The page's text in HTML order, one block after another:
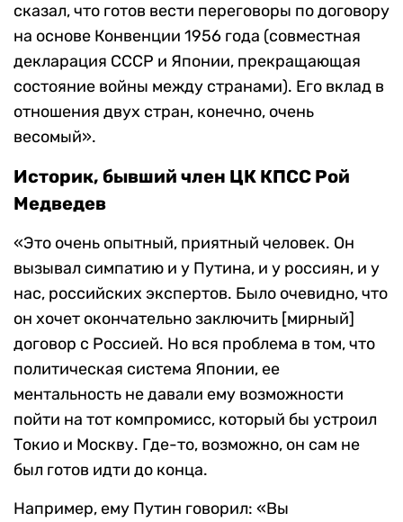
сказал, что готов вести переговоры по договору
на основе Конвенции 1956 года (совместная
декларация СССР и Японии, прекращающая
состояние войны между странами). Его вклад в
отношения двух стран, конечно, очень
весомый».
Историк, бывший член ЦК КПСС Рой
Медведев
«Это очень опытный, приятный человек. Он
вызывал симпатию и у Путина, и у россиян, и у
нас, российских экспертов. Было очевидно, что
он хочет окончательно заключить [мирный]
договор с Россией. Но вся проблема в том, что
политическая система Японии, ее
ментальность не давали ему возможности
пойти на тот компромисс, который бы устроил
Токио и Москву. Где-то, возможно, он сам не
был готов идти до конца.
Например, ему Путин говорил: «Вы